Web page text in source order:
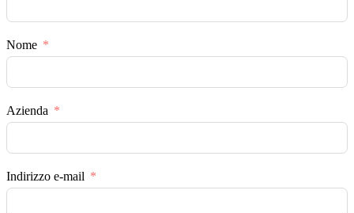
Nome
Azienda
Indirizzo e-mail